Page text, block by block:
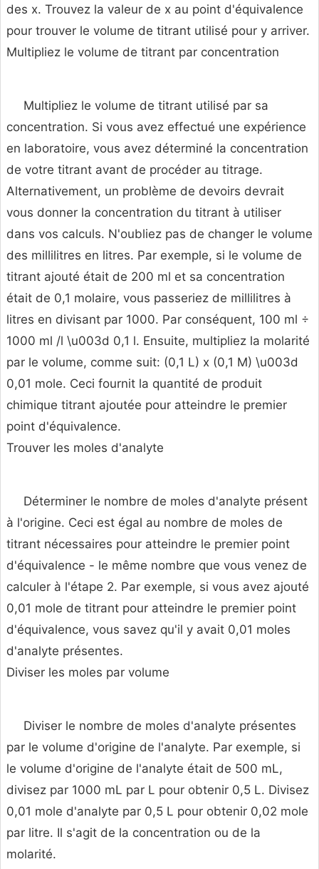
des x. Trouvez la valeur de x au point d'équivalence
pour trouver le volume de titrant utilisé pour y arriver.
Multipliez le volume de titrant par concentration
Multipliez le volume de titrant utilisé par sa
concentration. Si vous avez effectué une expérience
en laboratoire, vous avez déterminé la concentration
de votre titrant avant de procéder au titrage.
Alternativement, un problème de devoirs devrait
vous donner la concentration du titrant à utiliser
dans vos calculs. N'oubliez pas de changer le volume
des millilitres en litres. Par exemple, si le volume de
titrant ajouté était de 200 ml et sa concentration
était de 0,1 molaire, vous passeriez de millilitres à
litres en divisant par 1000. Par conséquent, 100 ml ÷
1000 ml /l \u003d 0,1 l. Ensuite, multipliez la molarité
par le volume, comme suit: (0,1 L) x (0,1 M) \u003d
0,01 mole. Ceci fournit la quantité de produit
chimique titrant ajoutée pour atteindre le premier
point d'équivalence.
Trouver les moles d'analyte
Déterminer le nombre de moles d'analyte présent
à l'origine. Ceci est égal au nombre de moles de
titrant nécessaires pour atteindre le premier point
d'équivalence - le même nombre que vous venez de
calculer à l'étape 2. Par exemple, si vous avez ajouté
0,01 mole de titrant pour atteindre le premier point
d'équivalence, vous savez qu'il y avait 0,01 moles
d'analyte présentes.
Diviser les moles par volume
Diviser le nombre de moles d'analyte présentes
par le volume d'origine de l'analyte. Par exemple, si
le volume d'origine de l'analyte était de 500 mL,
divisez par 1000 mL par L pour obtenir 0,5 L. Divisez
0,01 mole d'analyte par 0,5 L pour obtenir 0,02 mole
par litre. Il s'agit de la concentration ou de la
molarité.